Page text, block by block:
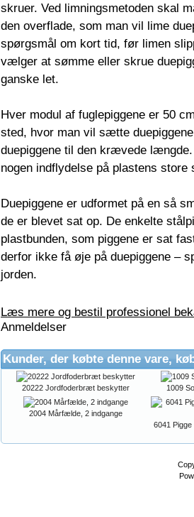
skruer. Ved limningsmetoden skal
den overflade, som man vil lime
spørgsmål om kort tid, før limen
vælger at sømme eller skrue
ganske let.
Hver modul af fuglepiggene er 50
sted, hvor man vil sætte
duepiggene til den krævede
nogen indflydelse på plastens store
Duepiggene er udformet på en så
de er blevet sat op. De enkelte
plastbunden, som piggene er sat
derfor ikke få øje på duepiggene –
jorden.
Læs mere og bestil professionel
Anmeldelser
Kunder, der købte denne vare,
20222 Jordfoderbræt beskytter 1009
2004 Mårfælde, 2 indgange
6041